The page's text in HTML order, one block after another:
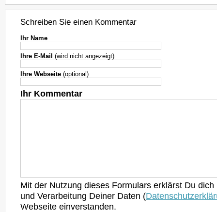
Schreiben Sie einen Kommentar
Ihr Name
Ihre E-Mail (wird nicht angezeigt)
Ihre Webseite (optional)
Ihr Kommentar
Mit der Nutzung dieses Formulars erklärst Du
und Verarbeitung Deiner Daten (
Webseite einverstanden.